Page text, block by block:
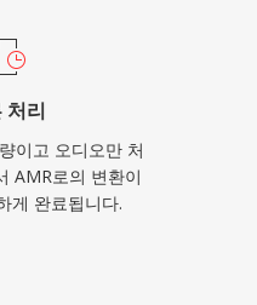
처리
이고 오디오만 처
AMR로의 변환이
게 완료됩니다.